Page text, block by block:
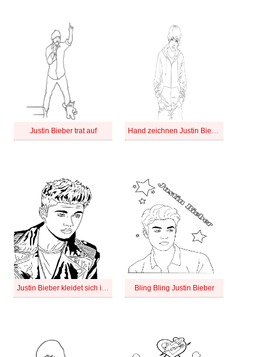
Justin Bieber trat auf Hand zeichnen Justin Bieber
Justin Bieber kleidet sich in eine Lederjacke Bling Bling Justin Bieber